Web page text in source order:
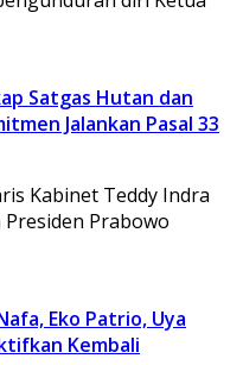
Satgas Hutan dan
Jalankan Pasal 33
Kabinet Teddy Indra
Prabowo
Eko Patrio, Uya
Kembali